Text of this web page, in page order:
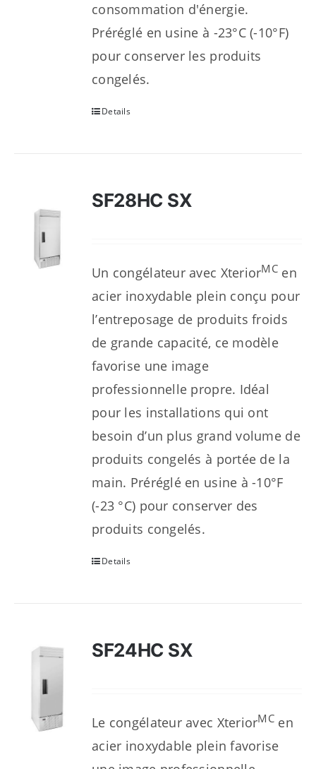
consommation d'énergie.
Préréglé en usine à -23°C (-10°F)
pour conserver les produits
congelés.
Details
SF28HC SX
Un congélateur avec XteriorMCen
acier inoxydable plein conçu pour
l’entreposage de produits froids
de grande capacité, ce modèle
favorise une image
professionnelle propre. Idéal
pour les installations qui ont
besoin d’un plus grand volume de
produits congelés à portée de la
main. Préréglé en usine à -10°F
(-23 °C) pour conserver des
produits congelés.
Details
SF24HC SX
Le congélateur avec XteriorMCen
acier inoxydable plein favorise